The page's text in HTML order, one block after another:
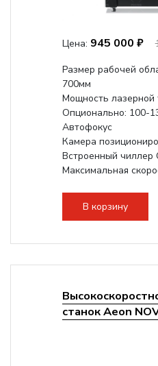
Цена: 945 000 ₽
Размер рабочей
700мм
Мощность лазерной
Опционально: 100-
Автофокус
Камера
Встроенный чиллер
Максимальная
140мм,
В корзину
станок Aeon